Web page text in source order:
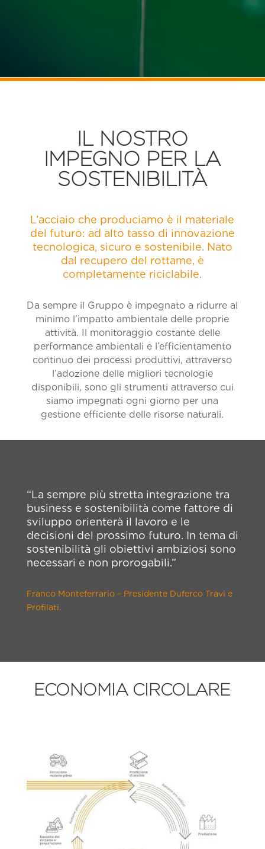
IL NOSTRO
IMPEGNO PER LA
SOSTENIBILITÀ
L’acciaio che produciamo è il materiale
del futuro: ad alto tasso di innovazione
tecnologica, sicuro e sostenibile. Nato
dal recupero del rottame, è
completamente riciclabile.
Da sempre il Gruppo è impegnato a ridurre al
minimo l’impatto ambientale delle proprie
attività. Il monitoraggio costante delle
performance ambientali e l’efficientamento
continuo dei processi produttivi, attraverso
l’adozione delle migliori tecnologie
disponibili, sono gli strumenti attraverso cui
siamo impegnati ogni giorno per una
gestione efficiente delle risorse naturali.
“La sempre più stretta integrazione tra
business e sostenibilità come fattore di
sviluppo orienterà il lavoro e le
decisioni del prossimo futuro. In tema di
sostenibilità gli obiettivi ambiziosi sono
necessari e non prorogabili.”
Franco Monteferrario – Presidente Duferco Travi e
Profilati.
ECONOMIA CIRCOLARE